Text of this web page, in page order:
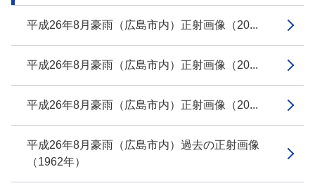
平成26年8月豪雨（広島市内）正射画像（20...
平成26年8月豪雨（広島市内）正射画像（20...
平成26年8月豪雨（広島市内）正射画像（20...
平成26年8月豪雨（広島市内）過去の正射画像
（1962年）